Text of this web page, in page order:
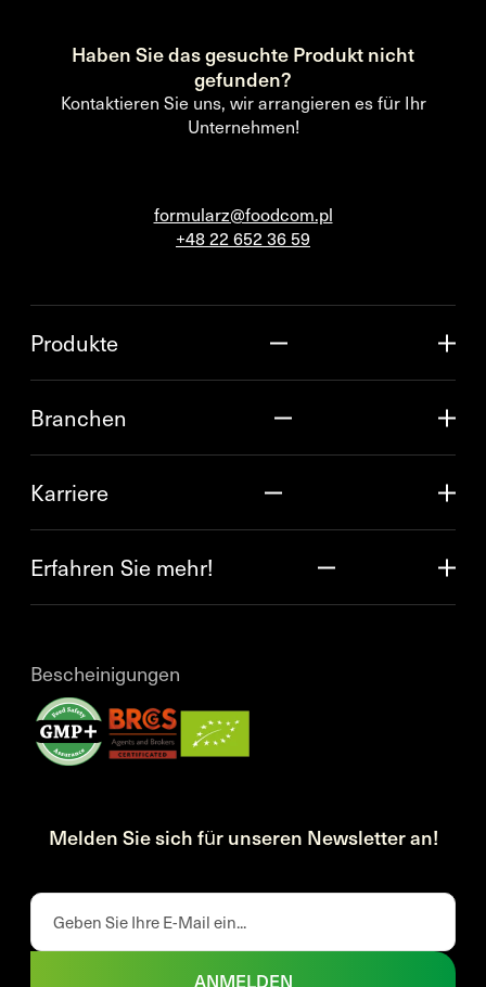
Haben Sie das gesuchte Produkt nicht
gefunden?
Kontaktieren Sie uns, wir arrangieren es für Ihr
Unternehmen!
formularz@foodcom.pl
+48 22 652 36 59
Produkte
Branchen
Karriere
Erfahren Sie mehr!
Bescheinigungen
Melden Sie sich für unseren Newsletter an!
ANMELDEN